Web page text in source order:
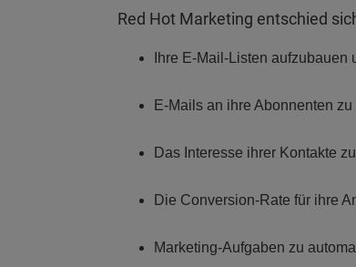
Red Hot Marketing entschied
Ihre E-Mail-Listen aufzubauen
E-Mails an ihre Abonnenten zu
Das Interesse ihrer Kontakte
Die Conversion-Rate für ihre
Marketing-Aufgaben zu